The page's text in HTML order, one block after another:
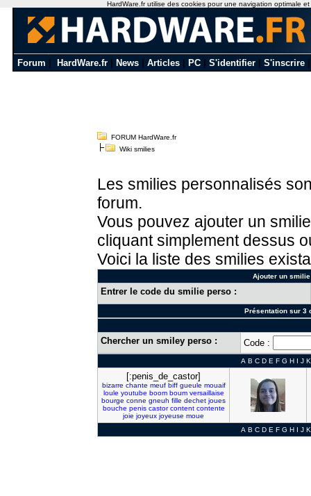
Forum HardWare.fr News Articles PC S'identifier S'inscrire
FORUM HardWare.fr
Wiki smilies
Les smilies personnalisés
forum.
Vous pouvez ajouter un
cliquant simplement dessus
Voici la liste des smilies
Ajouter un
Entrer le code du smilie perso :
Présentation sur 3
Chercher un smiley perso : Code :
A B C D E F G H I J K
[:penis_de_castor]
bizarre chante meuf biff gueule mouaif
loule youtube boom boum versaillaise
bourge conne gneuh fille dechet joues
bouche penis castor content contente
joie joyeux joyeuse moue
A B C D E F G H I J K
HardWare.fr utilise des cookies pour une navigation optimale